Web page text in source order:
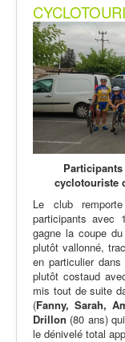
Traversée des
cyclotouriste
Le club
participants avec
gagne la coupe
plutôt vallonné,
en particulier
plutôt costaud
mis tout de suite
(Fanny, Sarah,
Drillon (80 ans)
le dénivelé total